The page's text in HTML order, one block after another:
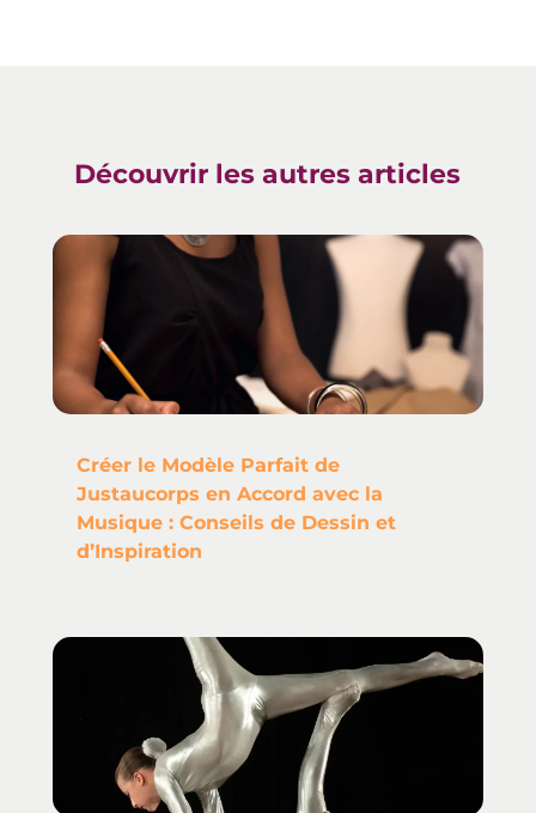
Découvrir les autres articles
Créer le Modèle Parfait de
Justaucorps en Accord avec la
Musique : Conseils de Dessin et
d’Inspiration